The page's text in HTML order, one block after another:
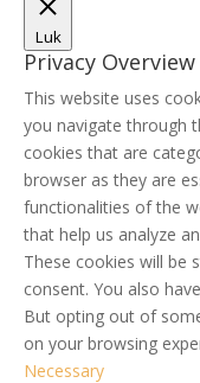
Luk
Privacy Overview
This website uses
you navigate through
cookies that are
browser as they are
functionalities of the
that help us analyze
These cookies will be
consent. You also
But opting out of
on your browsing
Necessary